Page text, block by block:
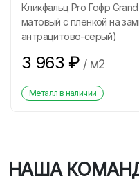
Кликфальц Pro Гофр
матовый с пленкой на
антрацитово-серый)
3 963 ₽ / м2
Металл в наличии
НАША